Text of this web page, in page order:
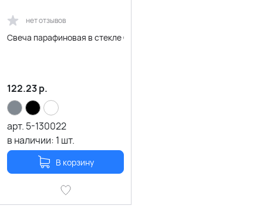
нет отзывов
Свеча парафиновая в стекле Geni, прозрачная
122.23р.
арт. 5-130022
в наличии: 1 шт.
В корзину